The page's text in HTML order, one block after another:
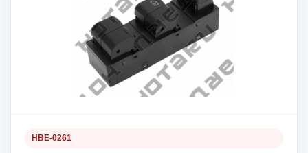
HBE-0261